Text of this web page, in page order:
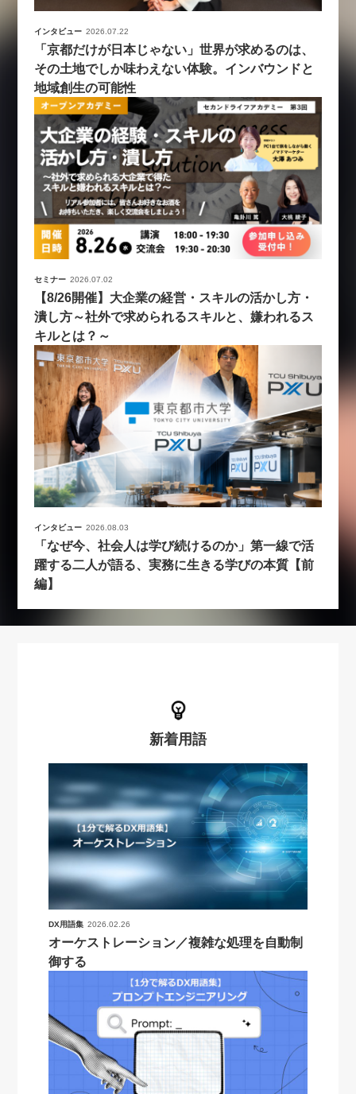
インタビュー 2026.07.22
「京都だけが日本じゃない」世界が求めるのは、
その土地でしか味わえない体験。インバウンドと
地域創生の可能性
セミナー 2026.07.02
【8/26開催】大企業の経営・スキルの活かし方・
潰し方～社外で求められるスキルと、嫌われるス
キルとは？～
インタビュー 2026.08.03
「なぜ今、社会人は学び続けるのか」第一線で活
躍する二人が語る、実務に生きる学びの本質【前
編】
新着用語
DX用語集 2026.02.26
オーケストレーション／複雑な処理を自動制
御する